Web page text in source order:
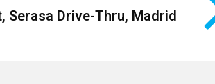
Serasa Drive-Thru, Madrid